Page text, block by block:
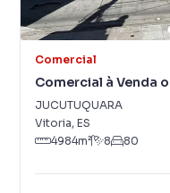
Comercial
Comercial à Venda
JUCUTUQUARA
JUCUTUQUARA
Vitoria, ES
4984m² 8 80